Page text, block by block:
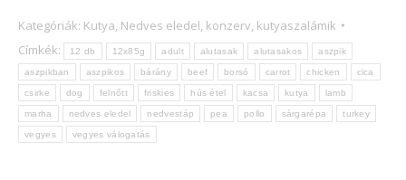
kutyaeledel
felnőtt
kutyák
számára
aszpikban
Kategóriák: Kutya, Nedves eledel, konzerv, kutyaszalámik
Címkék:
12 db 12x85g adult alutasak alutasakos aszpik
aszpikban aszpikos bárány beef borsó carrot chicken cica
csirke dog felnőtt friskies hús étel kacsa kutya lamb
marha nedves eledel nedvestáp pea pollo sárgarépa turkey
vegyes vegyes válogatás